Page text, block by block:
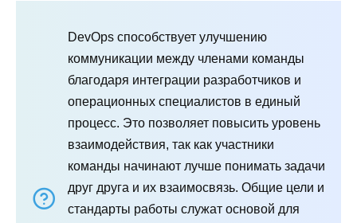
DevOps способствует улучшению
коммуникации между членами команды
благодаря интеграции разработчиков и
операционных специалистов в единый
процесс. Это позволяет повысить уровень
взаимодействия, так как участники
команды начинают лучше понимать задачи
друг друга и их взаимосвязь. Общие цели и
стандарты работы служат основой для